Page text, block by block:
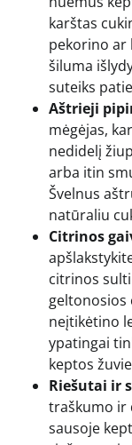
karštas
pekorino ar
šiluma
suteiks
Aštrieji
mėgėjas,
nedidelį
arba itin
Švelnus
natūraliu
Citrinos
citrinos
geltonosios
neįtikėtino
ypatingai
keptos
Riešutai ir
traškumo ir
sausoje